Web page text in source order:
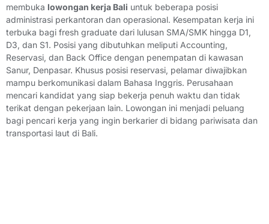
membuka lowongan kerja Bali untuk beberapa posisi
administrasi perkantoran dan operasional. Kesempatan kerja ini
terbuka bagi fresh graduate dari lulusan SMA/SMK hingga D1,
D3, dan S1. Posisi yang dibutuhkan meliputi Accounting,
Reservasi, dan Back Office dengan penempatan di kawasan
Sanur, Denpasar. Khusus posisi reservasi, pelamar diwajibkan
mampu berkomunikasi dalam Bahasa Inggris. Perusahaan
mencari kandidat yang siap bekerja penuh waktu dan tidak
terikat dengan pekerjaan lain. Lowongan ini menjadi peluang
bagi pencari kerja yang ingin berkarier di bidang pariwisata dan
transportasi laut di Bali.